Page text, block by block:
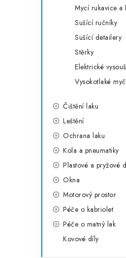
Mycí rukavice a
Sušící ručníky
Sušící detailery
Stěrky
Elektrické
Vysokotlaké
Čištění laku
Leštění
Ochrana laku
Kola a pneumatiky
Plastové a pryžové
Okna
Motorový prostor
Péče o kabriolet
Péče o matný lak
Kovové díly